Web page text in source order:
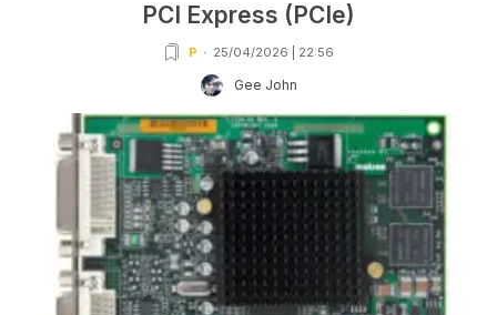
PCI Express (PCIe)
P 25/04/2026 | 22:56
Gee John